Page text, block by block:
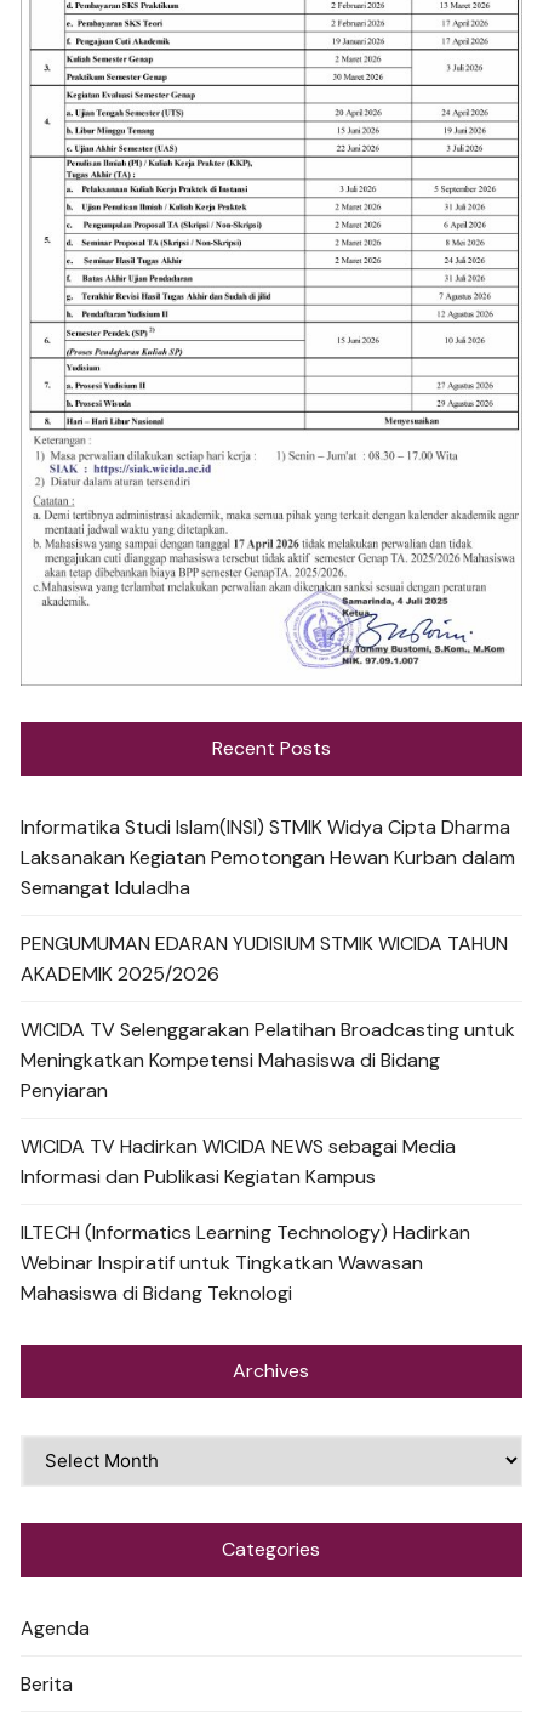
Recent Posts
Informatika Studi Islam(INSI) STMIK Widya Cipta Dharma
Laksanakan Kegiatan Pemotongan Hewan Kurban dalam
Semangat Iduladha
PENGUMUMAN EDARAN YUDISIUM STMIK WICIDA TAHUN
AKADEMIK 2025/2026
WICIDA TV Selenggarakan Pelatihan Broadcasting untuk
Meningkatkan Kompetensi Mahasiswa di Bidang
Penyiaran
WICIDA TV Hadirkan WICIDA NEWS sebagai Media
Informasi dan Publikasi Kegiatan Kampus
ILTECH (Informatics Learning Technology) Hadirkan
Webinar Inspiratif untuk Tingkatkan Wawasan
Mahasiswa di Bidang Teknologi
Archives
Archives
Categories
Agenda
Berita